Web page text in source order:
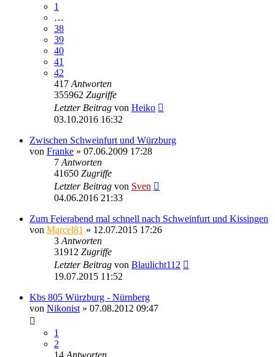
1
…
38
39
40
41
42
417 Antworten
355962 Zugriffe
Letzter Beitrag von Heiko
03.10.2016 16:32
Zwischen Schweinfurt und Würzburg
von Franke » 07.06.2009 17:28
7 Antworten
41650 Zugriffe
Letzter Beitrag von Sven
04.06.2016 21:33
Zum Feierabend mal schnell nach Schweinfurt und Kissingen
von Marcel81 » 12.07.2015 17:26
3 Antworten
31912 Zugriffe
Letzter Beitrag von Blaulicht112
19.07.2015 11:52
Kbs 805 Würzburg - Nürnberg
von Nikonist » 07.08.2012 09:47
1
2
14 Antworten